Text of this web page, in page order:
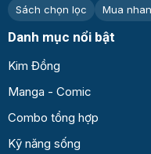
Sách chọn lọc Mua
Danh mục nổi bật
Kim Đồng
Manga - Comic
Combo tổng hợp
Kỹ năng sống